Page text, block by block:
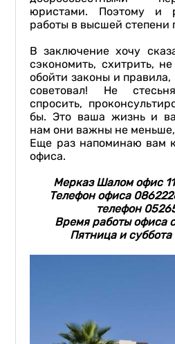
юристами. Поэтому и
работы в высшей степени
В заключение хочу
сэкономить, схитрить,
обойти законы и
советовал! Не
спросить,
бы. Это ваша жизнь и
нам они важны не
Еще раз напоминаю вам
офиса.
Мерказ Шалом офис
Телефон офиса
телефон
Время работы офиса
Пятница и